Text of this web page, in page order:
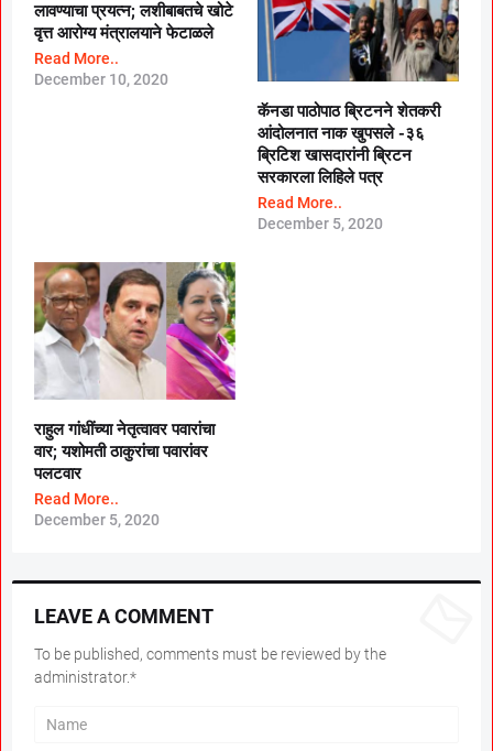
लावण्याचा प्रयत्न; लशीबाबतचे खोटे
वृत्त आरोग्य मंत्रालयाने फेटाळले
Read More..
December 10, 2020
कॅनडा पाठोपाठ ब्रिटनने शेतकरी
आंदोलनात नाक खुपसले -३६
ब्रिटिश खासदारांनी ब्रिटन
सरकारला लिहिले पत्र
Read More..
December 5, 2020
राहुल गांधींच्या नेतृत्वावर पवारांचा
वार; यशोमती ठाकुरांचा पवारांवर
पलटवार
Read More..
December 5, 2020
LEAVE A COMMENT
To be published, comments must be reviewed by the
administrator.*